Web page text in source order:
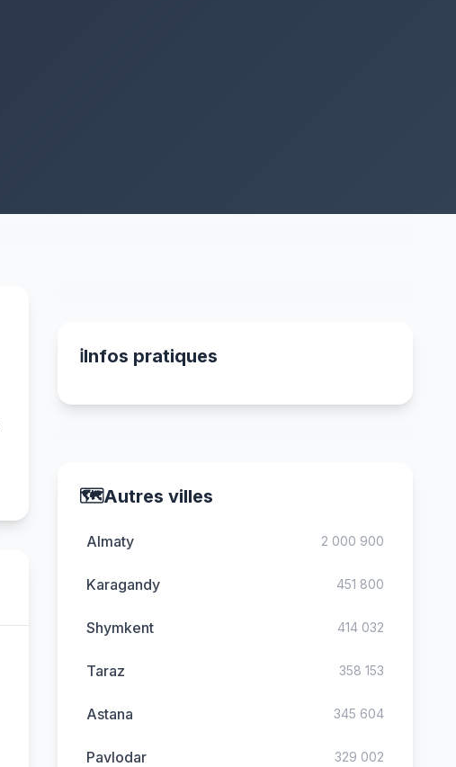
ℹ️Infos pratiques
🗺️Autres villes
Almaty 2 000 900
Karagandy 451 800
Shymkent 414 032
Taraz 358 153
Astana 345 604
Pavlodar 329 002